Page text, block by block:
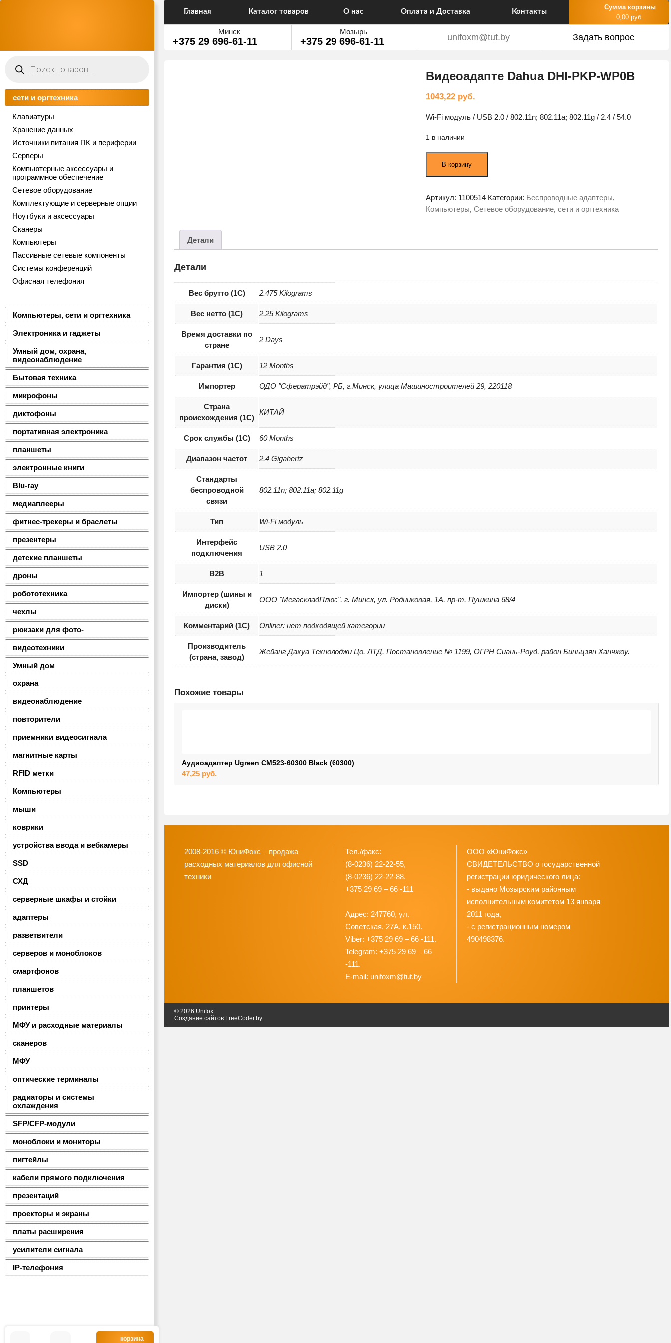
товаров
сети и оргтехника
Клавиатуры
Хранение данных
Источники питания ПК и периферии
Серверы
Компьютерные аксессуары и
программное обеспечение
Сетевое оборудование
Комплектующие и серверные опции
Ноутбуки и аксессуары
Сканеры
Компьютеры
Пассивные сетевые компоненты
Системы конференций
Офисная телефония
Компьютеры, сети и оргтехника
Электроника и гаджеты
Умный дом, охрана,
видеонаблюдение
Бытовая техника
микрофоны
диктофоны
портативная электроника
планшеты
электронные книги
Blu-ray
медиаплееры
фитнес-трекеры и браслеты
презентеры
детские планшеты
дроны
робототехника
чехлы
рюкзаки для фото-
видеотехники
Умный дом
охрана
видеонаблюдение
повторители
приемники видеосигнала
магнитные карты
RFID метки
Компьютеры
мыши
коврики
устройства ввода и вебкамеры
SSD
СХД
серверные шкафы и стойки
адаптеры
разветвители
серверов и моноблоков
смартфонов
планшетов
принтеры
МФУ и расходные материалы
сканеров
МФУ
оптические терминалы
радиаторы и системы
охлаждения
SFP/CFP-модули
моноблоки и мониторы
пигтейлы
кабели прямого подключения
презентаций
проекторы и экраны
платы расширения
усилители сигнала
IP-телефония
Главная Каталог товаров О нас Оплата и Доставка Контакты
Сумма корзины
0,00 руб.
Минск
+375 29 696-61-11
Мозырь
+375 29 696-61-11 unifoxm@tut.by Задать вопрос
Видеоадапте Dahua DHI-PKP-WP0B
1043,22 руб.
Wi-Fi модуль / USB 2.0 / 802.11n; 802.11a; 802.11g / 2.4 / 54.0
1 в наличии
товара
DHI-
В корзину
Артикул: 1100514 Категории: Беспроводные адаптеры,
Компьютеры,Сетевое оборудование,сети и оргтехника
Детали
Детали
Вес брутто (1С) 2.475 Kilograms
Вес нетто (1С) 2.25 Kilograms
Время доставки по
стране
2 Days
Гарантия (1С) 12 Months
Импортер ОДО "Сфератрэйд", РБ, г.Минск, улица Машиностроителей 29, 220118
Страна
происхождения (1С)
КИТАЙ
Срок службы (1С) 60 Months
Диапазон частот 2.4 Gigahertz
Стандарты
беспроводной
связи
802.11n; 802.11a; 802.11g
Тип Wi-Fi модуль
Интерфейс
подключения
USB 2.0
B2B 1
Импортер (шины и
диски)
ООО "МегаскладПлюс", г. Минск, ул. Родниковая, 1А, пр-т. Пушкина 68/4
Комментарий (1С) Onliner: нет подходящей категории
Производитель
(страна, завод)
Жейанг Дахуа Технолоджи Цо. ЛТД. Постановление № 1199, ОГРН Сиань-Роуд, район Биньцзян Ханчжоу.
Похожие товары
Аудиоадаптер Ugreen CM523-60300 Black (60300)
47,25 руб.
2008-2016 © ЮниФокс – продажа
расходных материалов для офисной
техники
Тел./факс:
(8-0236) 22-22-55,
(8-0236) 22-22-88,
+375 29 69 – 66 -111
Адрес: 247760, ул.
Советская, 27А, к.150.
Viber: +375 29 69 – 66 -111.
Telegram: +375 29 69 – 66
-111.
E-mail: unifoxm@tut.by
ООО «ЮниФокс»
СВИДЕТЕЛЬСТВО о государственной
регистрации юридического лица:
- выдано Мозырским районным
исполнительным комитетом 13 января
2011 года,
- с регистрационным номером
490498376.
© 2026 Unifox
Создание сайтов FreeCoder.by
корзина